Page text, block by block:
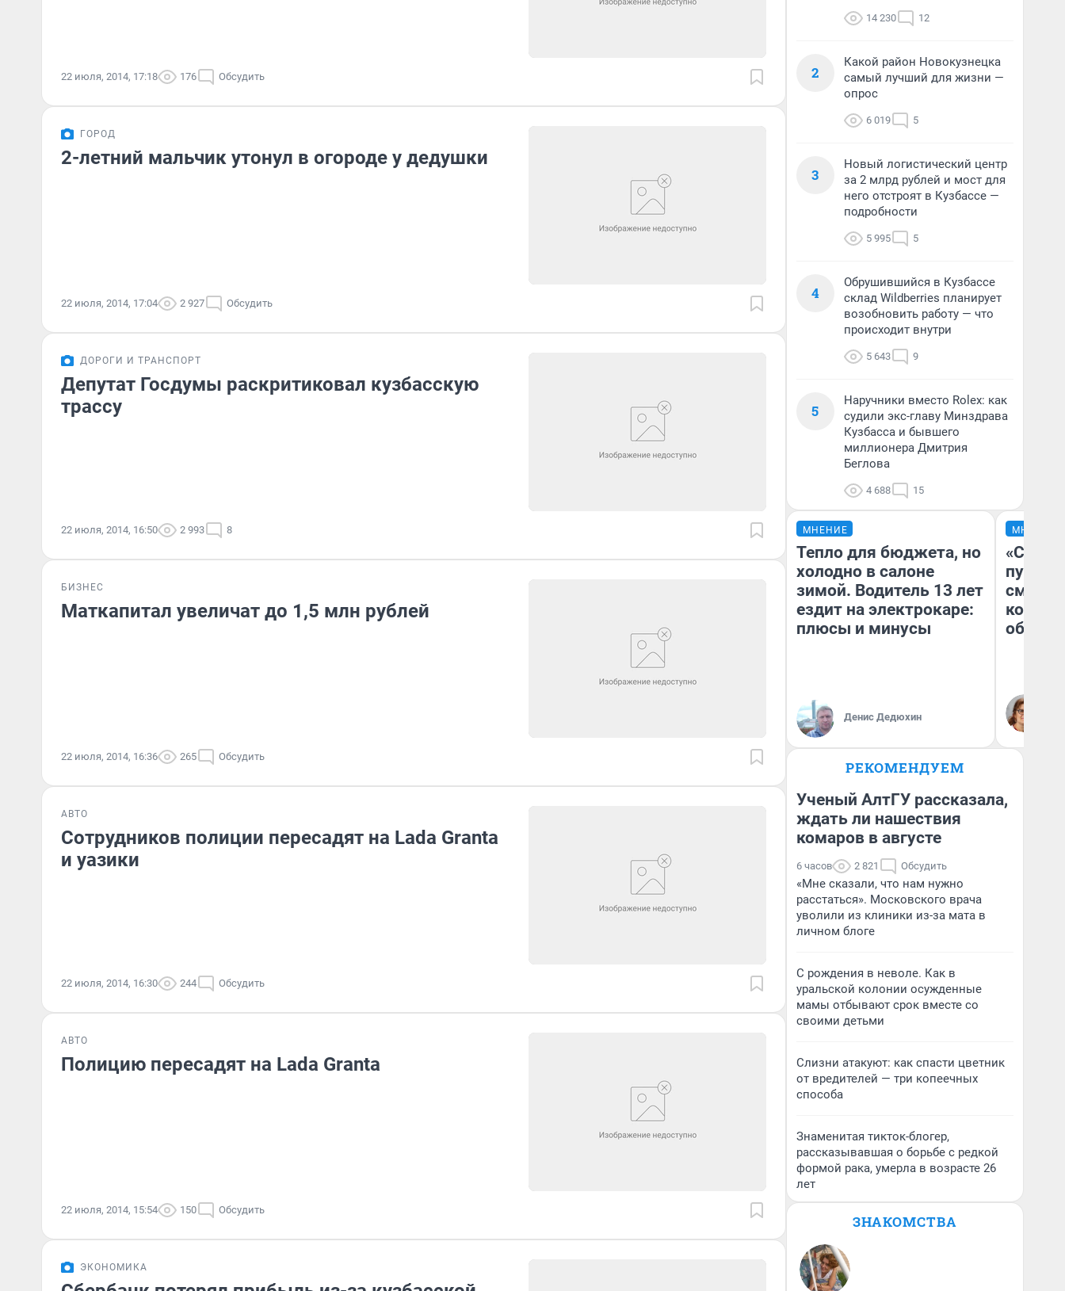
22 июля, 2014, 17:18 176 Обсудить
ГОРОД
2-летний мальчик утонул в огороде у дедушки
22 июля, 2014, 17:04 2 927 Обсудить
ДОРОГИ И ТРАНСПОРТ
Депутат Госдумы раскритиковал кузбасскую
трассу
22 июля, 2014, 16:50 2 993 8
БИЗНЕС
Маткапитал увеличат до 1,5 млн рублей
22 июля, 2014, 16:36 265 Обсудить
АВТО
Сотрудников полиции пересадят на Lada Granta
и уазики
22 июля, 2014, 16:30 244 Обсудить
АВТО
Полицию пересадят на Lada Granta
22 июля, 2014, 15:54 150 Обсудить
ЭКОНОМИКА
14 230 12
2
Какой район Новокузнецка
самый лучший для жизни —
опрос
6 019 5
3
Новый логистический центр
за 2 млрд рублей и мост для
него отстроят в Кузбассе —
подробности
5 995 5
4
Обрушившийся в Кузбассе
склад Wildberries планирует
возобновить работу — что
происходит внутри
5 643 9
5
Наручники вместо Rolex: как
судили экс-главу Минздрава
Кузбасса и бывшего
миллионера Дмитрия
Беглова
4 688 15
МНЕНИЕ
Тепло для бюджета, но
холодно в салоне
зимой. Водитель 13 лет
ездит на электрокаре:
плюсы и минусы
Денис Дедюхин
МНЕНИЕ
РЕКОМЕНДУЕМ
Ученый АлтГУ рассказала,
ждать ли нашествия
комаров в августе
6 часов 2 821 Обсудить
«Мне сказали, что нам нужно
расстаться». Московского врача
уволили из клиники из-за мата в
личном блоге
С рождения в неволе. Как в
уральской колонии осужденные
мамы отбывают срок вместе со
своими детьми
Слизни атакуют: как спасти цветник
от вредителей — три копеечных
способа
Знаменитая тикток-блогер,
рассказывавшая о борьбе с редкой
формой рака, умерла в возрасте 26
лет
ЗНАКОМСТВА